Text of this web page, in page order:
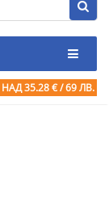
НАД 35.28 € / 69 ЛВ.